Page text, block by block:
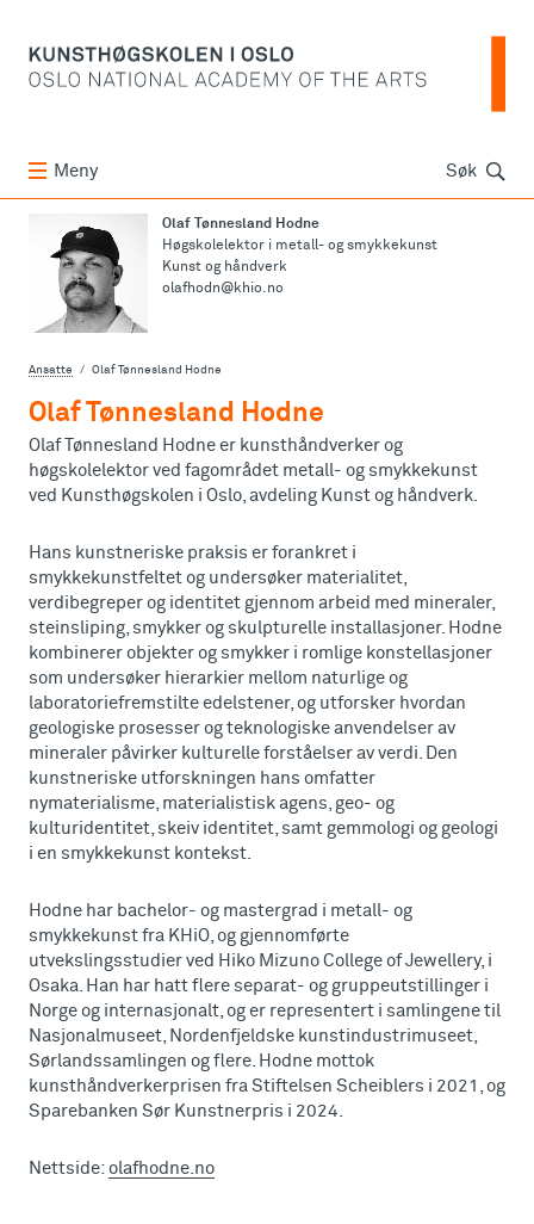
Meny Søk Søk
Olaf Tønnesland Hodne
Høgskolelektor i metall- og smykkekunst
Kunst og håndverk
olafhodn@khio.no
Ansatte Olaf Tønnesland Hodne
Olaf Tønnesland Hodne
Olaf Tønnesland Hodne er kunsthåndverker og
høgskolelektor ved fagområdet metall- og smykkekunst
ved Kunsthøgskolen i Oslo, avdeling Kunst og håndverk.
Hans kunstneriske praksis er forankret i
smykkekunstfeltet og undersøker materialitet,
verdibegreper og identitet gjennom arbeid med mineraler,
steinsliping, smykker og skulpturelle installasjoner. Hodne
kombinerer objekter og smykker i romlige konstellasjoner
som undersøker hierarkier mellom naturlige og
laboratoriefremstilte edelstener, og utforsker hvordan
geologiske prosesser og teknologiske anvendelser av
mineraler påvirker kulturelle forståelser av verdi. Den
kunstneriske utforskningen hans omfatter
nymaterialisme, materialistisk agens, geo- og
kulturidentitet, skeiv identitet, samt gemmologi og geologi
i en smykkekunst kontekst.
Hodne har bachelor- og mastergrad i metall- og
smykkekunst fra KHiO, og gjennomførte
utvekslingsstudier ved Hiko Mizuno College of Jewellery, i
Osaka. Han har hatt flere separat- og gruppeutstillinger i
Norge og internasjonalt, og er representert i samlingene til
Nasjonalmuseet, Nordenfjeldske kunstindustrimuseet,
Sørlandssamlingen og flere. Hodne mottok
kunsthåndverkerprisen fra Stiftelsen Scheiblers i 2021, og
Sparebanken Sør Kunstnerpris i 2024.
Nettside: olafhodne.no